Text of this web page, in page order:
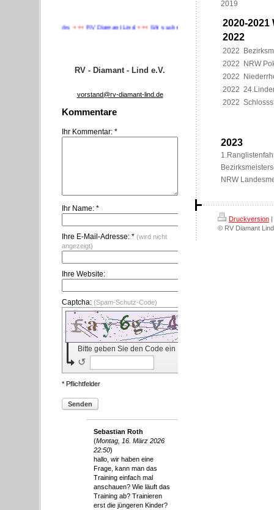
+++RV Diamant Lind+++Wir suchen Nachwuchs
RV - Diamant - Lind e.V.
vorstand@rv-diamant-lind.de
Kommentare
Ihr Kommentar: *
Ihr Name: *
Ihre E-Mail-Adresse: * (wird nicht
angezeigt)
Ihre Website:
Captcha: (Spam-Schutz-Code)
Bitte geben Sie den Code ein
↺
* Pflichtfelder
Senden
Sebastian Roth
(Montag, 16. März 2026
22:50)
hallo, wir haben eine
Frage, kann man das
Training einfach mal
anschauen? Wie läuft das
Training ab? Trainieren
erst die jüngeren Kinder?
2019
2020-2021
2022
2022
2022
NRW
2022
2022
2022
2023
NRW
Druckversion |
© RV Diamant